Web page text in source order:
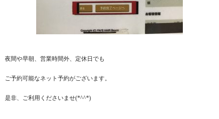
夜間や早朝、営業時間外、定休日でも
ご予約可能なネット予約がございます。
是非、ご利用くださいませ(*^^*)